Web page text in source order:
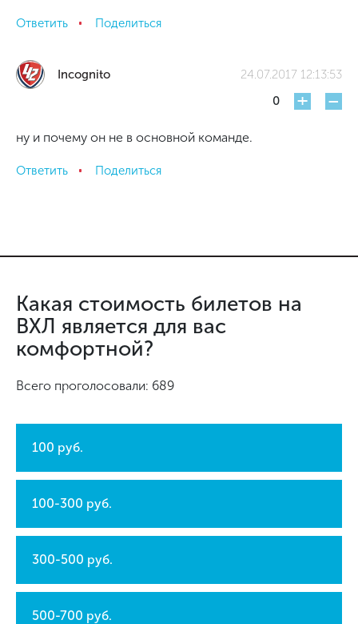
Ответить Поделиться
Incognito
24.07.2017 12:13:53
0
+ -
ну и почему он не в основной команде.
Ответить Поделиться
Какая стоимость билетов на
ВХЛ является для вас
комфортной?
Всего проголосовали: 689
100 руб.
100-300 руб.
300-500 руб.
500-700 руб.